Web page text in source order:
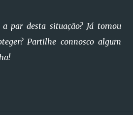
par desta situação? Já tomou
Partilhe connosco algum